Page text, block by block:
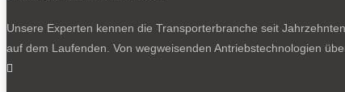
Unsere Experten kennen die Transporterbranche seit
auf dem Laufenden. Von wegweisenden Antriebstechnologien
